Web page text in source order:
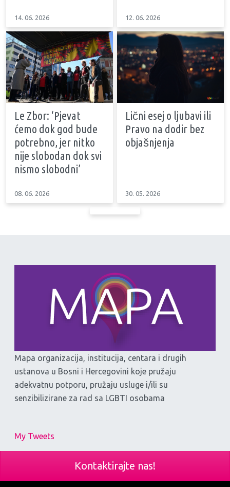
14. 06. 2026 12. 06. 2026
Le Zbor: ‘Pjevat
ćemo dok god bude
potrebno, jer nitko
nije slobodan dok svi
nismo slobodni’
08. 06. 2026
Lični esej o ljubavi ili
Pravo na dodir bez
objašnjenja
30. 05. 2026
Mapa organizacija, institucija, centara i drugih
ustanova u Bosni i Hercegovini koje pružaju
adekvatnu potporu, pružaju usluge i/ili su
senzibilizirane za rad sa LGBTI osobama
My Tweets
Kontaktirajte nas!